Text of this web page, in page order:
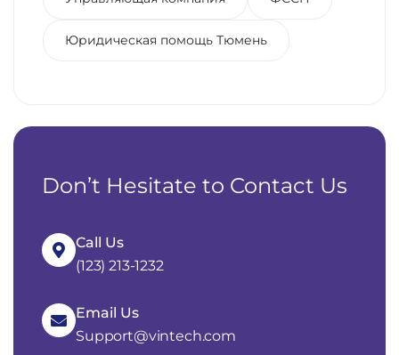
Юридическая помощь Тюмень
Don’t Hesitate to Contact Us
Call Us
(123) 213-1232
Email Us
Support@vintech.com